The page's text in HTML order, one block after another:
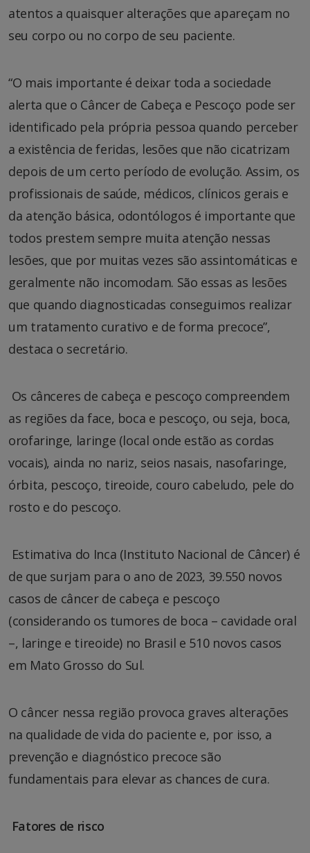
atentos a quaisquer alterações que apareçam no
seu corpo ou no corpo de seu paciente.
“O mais importante é deixar toda a sociedade
alerta que o Câncer de Cabeça e Pescoço pode ser
identificado pela própria pessoa quando perceber
a existência de feridas, lesões que não cicatrizam
depois de um certo período de evolução. Assim, os
profissionais de saúde, médicos, clínicos gerais e
da atenção básica, odontólogos é importante que
todos prestem sempre muita atenção nessas
lesões, que por muitas vezes são assintomáticas e
geralmente não incomodam. São essas as lesões
que quando diagnosticadas conseguimos realizar
um tratamento curativo e de forma precoce”,
destaca o secretário.
Os cânceres de cabeça e pescoço compreendem
as regiões da face, boca e pescoço, ou seja, boca,
orofaringe, laringe (local onde estão as cordas
vocais), ainda no nariz, seios nasais, nasofaringe,
órbita, pescoço, tireoide, couro cabeludo, pele do
rosto e do pescoço.
Estimativa do Inca (Instituto Nacional de Câncer) é
de que surjam para o ano de 2023, 39.550 novos
casos de câncer de cabeça e pescoço
(considerando os tumores de boca – cavidade oral
–, laringe e tireoide) no Brasil e 510 novos casos
em Mato Grosso do Sul.
O câncer nessa região provoca graves alterações
na qualidade de vida do paciente e, por isso, a
prevenção e diagnóstico precoce são
fundamentais para elevar as chances de cura.
Fatores de risco